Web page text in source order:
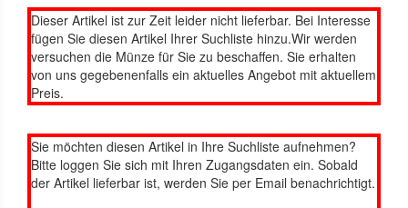
Dieser Artikel ist zur Zeit leider nicht lieferbar. Bei Interesse
fügen Sie diesen Artikel Ihrer Suchliste hinzu.Wir werden
versuchen die Münze für Sie zu beschaffen. Sie erhalten
von uns gegebenenfalls ein aktuelles Angebot mit aktuellem
Preis.
Sie möchten diesen Artikel in Ihre Suchliste aufnehmen?
Bitte loggen Sie sich mit Ihren Zugangsdaten ein. Sobald
der Artikel lieferbar ist, werden Sie per Email benachrichtigt.